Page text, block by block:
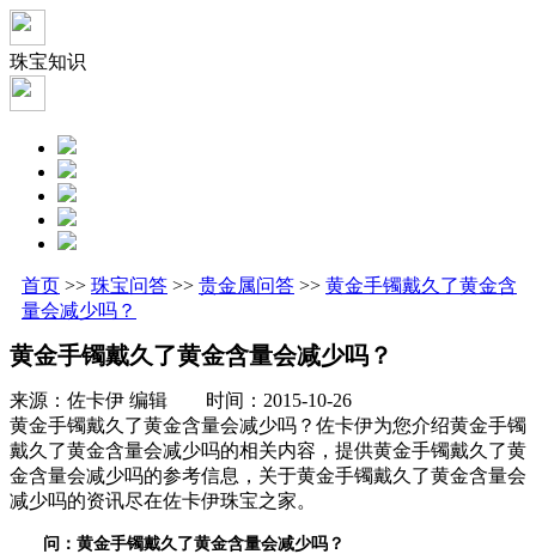
珠宝知识
首页 >> 珠宝问答 >> 贵金属问答 >> 黄金手镯戴久了黄金含
量会减少吗？
黄金手镯戴久了黄金含量会减少吗？
来源：佐卡伊 编辑 时间：2015-10-26
黄金手镯戴久了黄金含量会减少吗？佐卡伊为您介绍黄金手镯
戴久了黄金含量会减少吗的相关内容，提供黄金手镯戴久了黄
金含量会减少吗的参考信息，关于黄金手镯戴久了黄金含量会
减少吗的资讯尽在佐卡伊珠宝之家。
问：黄金手镯戴久了黄金含量会减少吗？